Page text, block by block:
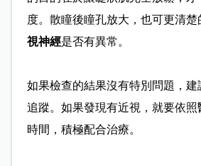
度。散瞳後瞳孔放大，也可更清楚
視神經是否有異常。
如果檢查的結果沒有特別問題，建
追蹤。如果發現有近視，就要依
時間，積極配合治療。